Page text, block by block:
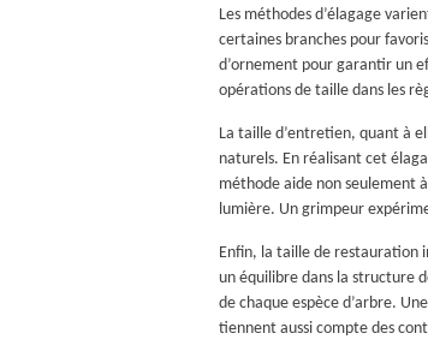
Les méthodes d’élagage
certaines branches pour
d’ornement pour garantir un
opérations de taille dans les
La taille d’entretien, quant à
naturels. En réalisant cet
méthode aide non seulement
lumière. Un grimpeur
Enfin, la taille de restauration
un équilibre dans la structure
de chaque espèce d’arbre.
tiennent aussi compte des